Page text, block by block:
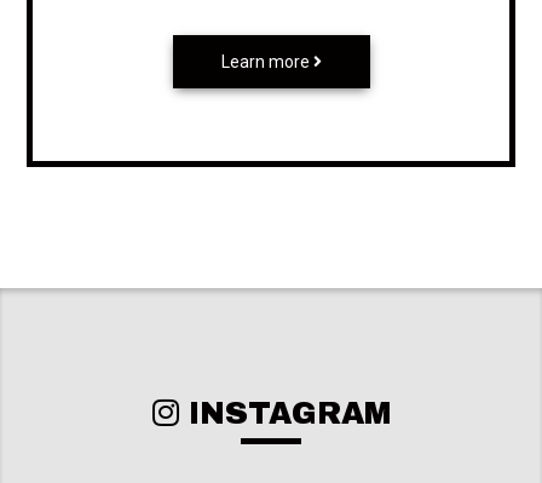
Learn more
INSTAGRAM